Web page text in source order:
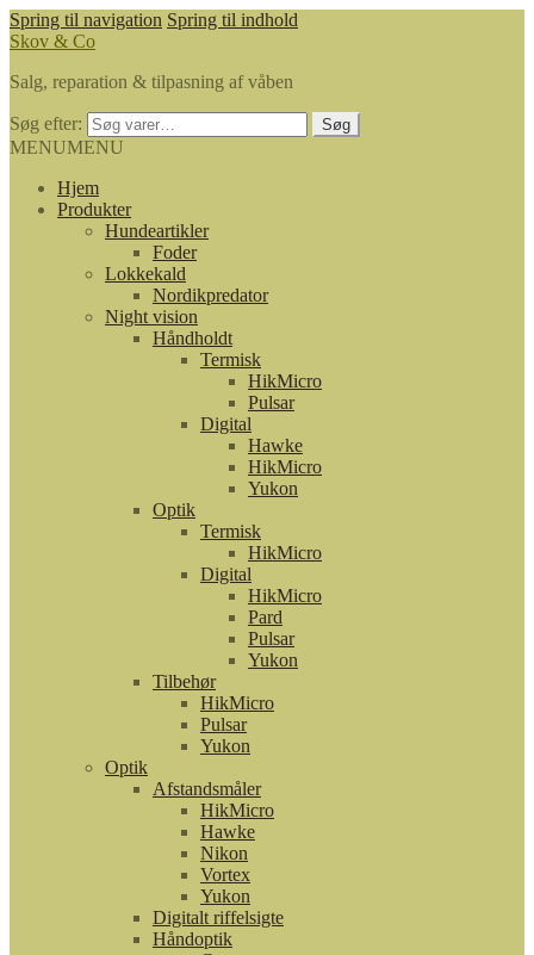
Spring til navigation Spring til indhold
Skov & Co
Salg, reparation & tilpasning af våben
Søg efter: Søg
MENUMENU
Hjem
Produkter
Hundeartikler
Foder
Lokkekald
Nordikpredator
Night vision
Håndholdt
Termisk
HikMicro
Pulsar
Digital
Hawke
HikMicro
Yukon
Optik
Termisk
HikMicro
Digital
HikMicro
Pard
Pulsar
Yukon
Tilbehør
HikMicro
Pulsar
Yukon
Optik
Afstandsmåler
HikMicro
Hawke
Nikon
Vortex
Yukon
Digitalt riffelsigte
Håndoptik